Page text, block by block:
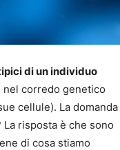
di un individuo
nel corredo genetico
cellule). La domanda
risposta è che sono
di cosa stiamo